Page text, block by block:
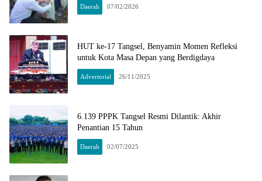
Daerah 07/02/2026
HUT ke-17 Tangsel, Benyamin Momen Refleksi
untuk Kota Masa Depan yang Berdigdaya
Advertorial 26/11/2025
6.139 PPPK Tangsel Resmi Dilantik: Akhir
Penantian 15 Tahun
Daerah 02/07/2025